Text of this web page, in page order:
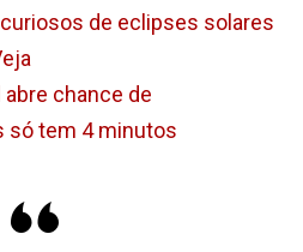
de eclipses solares
chance de
só tem 4 minutos